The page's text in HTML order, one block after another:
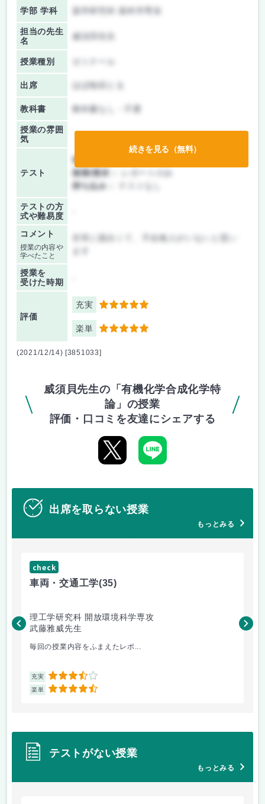
学部 学科
担当の先生
名
威須貝先生
授業種別
出席 ほぼ毎回とる
教科書 教科書なし・不要
授業の雰囲
気
テスト
前期/中間：
後期/期末：
持ち込み：
テストの方
式や難易度
コメント
授業の内容や
学べたこと
授業を
受けた時期
評価
充実 5
楽単 5
続きを見る（無料）
(2021/12/14) [3851033]
威須貝先生の「有機化学合成化学特
論」の授業
評価・口コミを友達にシェアする
出席を取らない授業
もっとみる
check
車両・交通工学(35)
理工学研究科 開放環境科学専攻
武藤雅威先生
毎回の授業内容をふまえたレポ...
充実 3.5
楽単 4.5
高
テストがない授業
もっとみる